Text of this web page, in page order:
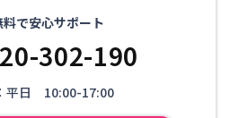
で安心サポート
302-190
平日 10:00-17:00